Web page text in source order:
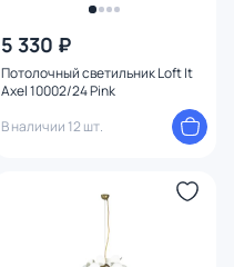
5 330 ₽
Потолочный светильник Loft It
Axel 10002/24 Pink
В наличии 12 шт.